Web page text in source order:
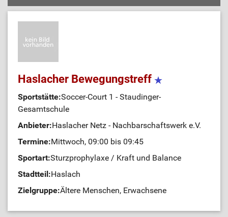
Haslacher Bewegungstreff
Sportstätte:Soccer-Court 1 - Staudinger-
Gesamtschule
Anbieter:Haslacher Netz - Nachbarschaftswerk e.V.
Termine:Mittwoch, 09:00 bis 09:45
Sportart:Sturzprophylaxe / Kraft und Balance
Stadtteil:Haslach
Zielgruppe:Ältere Menschen, Erwachsene